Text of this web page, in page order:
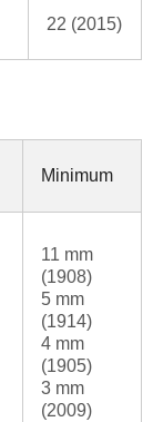
22 (2015)
Minimum
11 mm
(1908)
5 mm
(1914)
4 mm
(1905)
3 mm
(2009)